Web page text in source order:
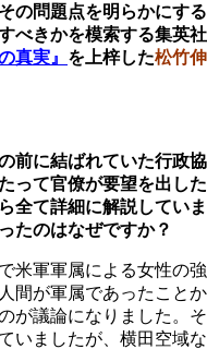
の問題点を明らかにする
べきかを模索する集英社
真実』 を上梓した松竹伸
前に結ばれていた行政協
って官僚が要望を出した
全て詳細に解説していま
たのはなぜですか？
米軍軍属による女性の強
間が軍属であったことか
が議論になりました。そ
いましたが、横田空域な